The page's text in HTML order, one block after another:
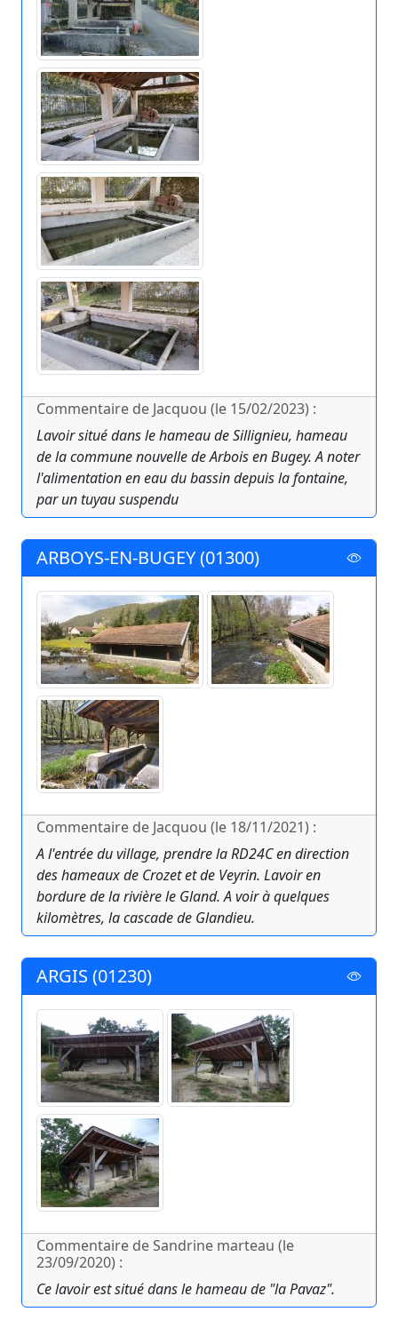
Commentaire de Jacquou (le 15/02/2023) :
Lavoir situé dans le hameau de Sillignieu, hameau
de la commune nouvelle de Arbois en Bugey. A noter
l'alimentation en eau du bassin depuis la fontaine,
par un tuyau suspendu
ARBOYS-EN-BUGEY (01300)
Commentaire de Jacquou (le 18/11/2021) :
A l'entrée du village, prendre la RD24C en direction
des hameaux de Crozet et de Veyrin. Lavoir en
bordure de la rivière le Gland. A voir à quelques
kilomètres, la cascade de Glandieu.
ARGIS (01230)
Commentaire de Sandrine marteau (le
23/09/2020) :
Ce lavoir est situé dans le hameau de "la Pavaz".